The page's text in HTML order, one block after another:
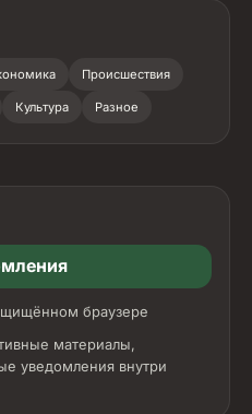
Происшествия
Культура Разное
браузере
материалы,
уведомления внутри